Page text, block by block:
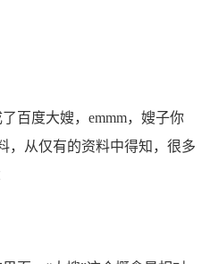
百度大嫂，emmm，嫂子你
，从仅有的资料中得知，很多